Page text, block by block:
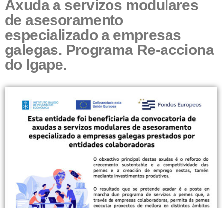
Axuda a servizos modulares
de asesoramento
especializado a empresas
galegas. Programa Re-acciona
do Igape.